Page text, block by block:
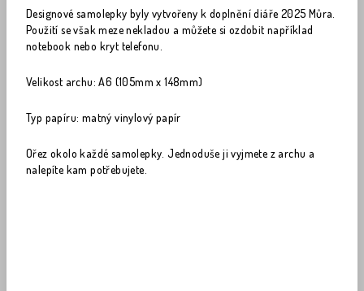
Designové samolepky byly vytvořeny k doplnění diáře 2025 Můra.
Použití se však meze nekladou a můžete si ozdobit například
notebook nebo kryt telefonu.
Velikost archu: A6 (105mm x 148mm)
Typ papíru: matný vinylový papír
Ořez okolo každé samolepky. Jednoduše ji vyjmete z archu a
nalepíte kam potřebujete.